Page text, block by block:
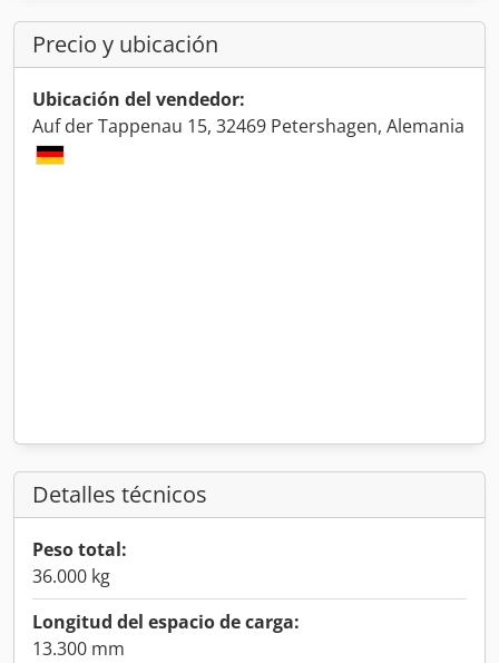
Precio y ubicación
Ubicación del vendedor:
Auf der Tappenau 15, 32469 Petershagen, Alemania
Detalles técnicos
Peso total:
36.000 kg
Longitud del espacio de carga:
13.300 mm